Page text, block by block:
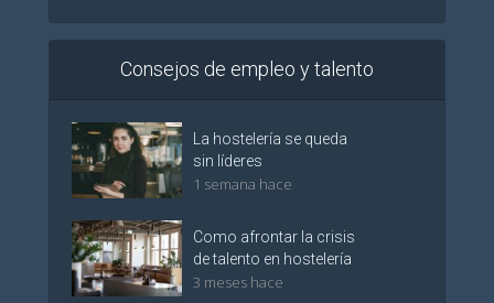
Consejos de empleo y talento
La hostelería se queda
sin líderes
1 semana hace
Como afrontar la crisis
de talento en hostelería
3 meses hace